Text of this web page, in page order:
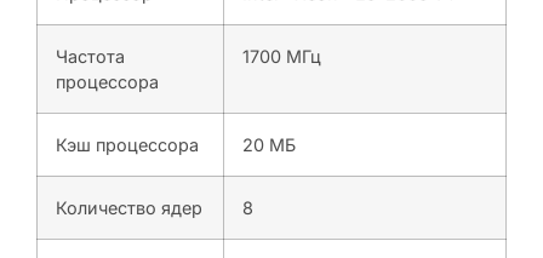
Частота
процессора
1700 МГц
Кэш процессора 20 МБ
Количество ядер 8